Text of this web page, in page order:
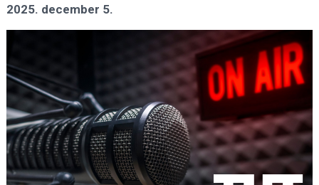
2025. december 5.